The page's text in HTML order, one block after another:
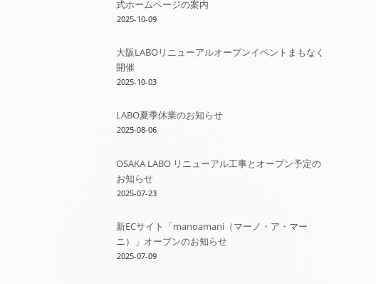
式ホームページの案内
2025-10-09
大阪LABOリニューアルオープンイベントまもなく
開催
2025-10-03
LABO夏季休業のお知らせ
2025-08-06
OSAKA LABO リニューアル工事とオープン予定の
お知らせ
2025-07-23
新ECサイト「manoamani（マーノ・ア・マー
ニ）」オープンのお知らせ
2025-07-09